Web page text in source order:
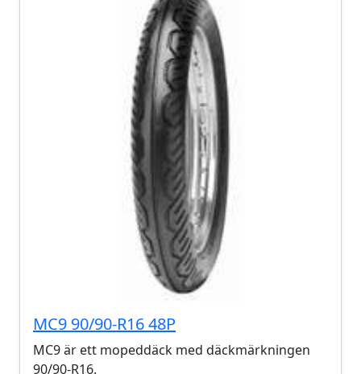
MC9 90/90-R16 48P
MC9 är ett mopeddäck med däckmärkningen
90/90-R16.